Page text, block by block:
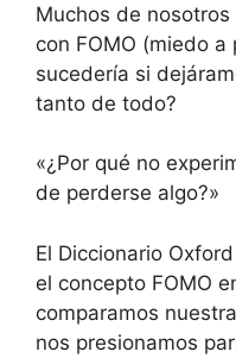
Muchos de
con FOMO (miedo
sucedería si
tanto de todo?
«¿Por qué no
de perderse algo?»
El Diccionario
el concepto FOMO
comparamos
nos presionamos